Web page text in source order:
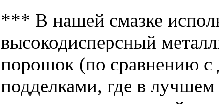
*** В нашей смазке
высокодисперсный
порошок (по сравнению
подделками, где в лучшем